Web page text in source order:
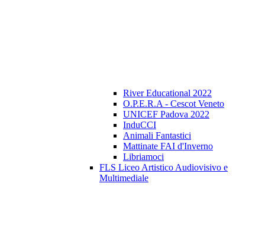
River Educational 2022
O.P.E.R.A - Cescot Veneto
UNICEF Padova 2022
InduCCI
Animali Fantastici
Mattinate FAI d'Inverno
Libriamoci
FLS Liceo Artistico Audiovisivo e
Multimediale